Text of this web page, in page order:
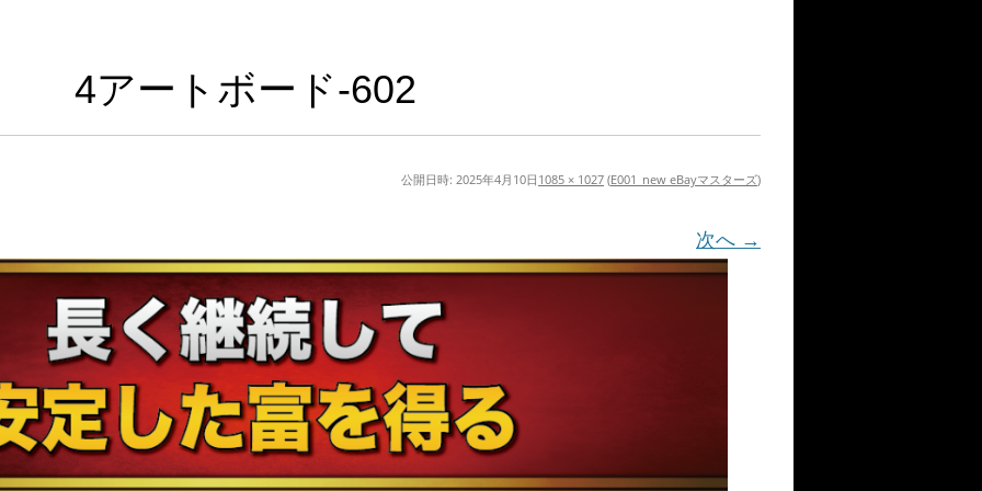
4アートボード-602
公開日時: 2025年4月10日 1085 × 1027 (E001_new eBayマスターズ)
次へ →